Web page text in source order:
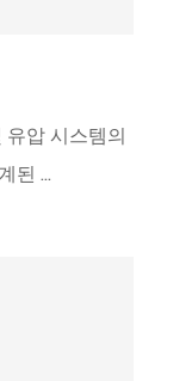
압 시스템의
된 ...